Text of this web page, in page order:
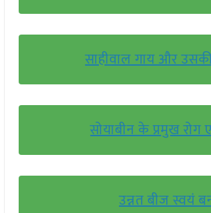
साहीवाल गाय और
सोयाबीन के प्रमुख रोग
उन्नत बीज स्वयं